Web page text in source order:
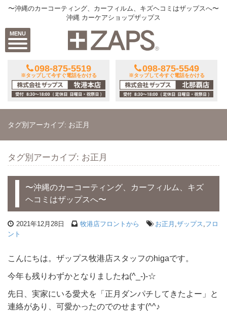
MENU
〜沖縄のカーコーティング、カーフィルム、キズヘコミはザップスへ〜
沖縄 カーケアショップザップス
098-875-5519
※タップして今すぐ電話をかける
098-875-5549
※タップして今すぐ電話をかける
タグ別アーカイブ: お正月
タグ別アーカイブ: お正月
〜沖縄のカーコーティング、カーフィルム、キズ
ヘコミはザップスへ〜
2021年12月28日 牧港店フロントから お正月 ザップス フロ
ント
こんにちは。ザップス牧港店スタッフのhigaです。
今年も残りわずかとなりましたね(^_-)-☆
先日、実家にいる愛犬を「正月ダンパチしてきたよー」と
連絡があり、可愛かったのでのせます(^^♪